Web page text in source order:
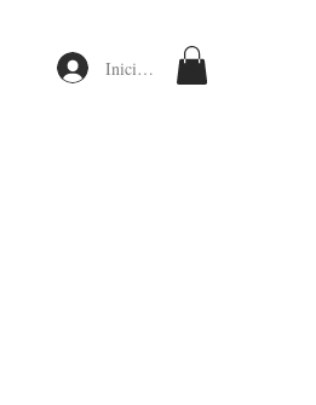
Iniciar sesión